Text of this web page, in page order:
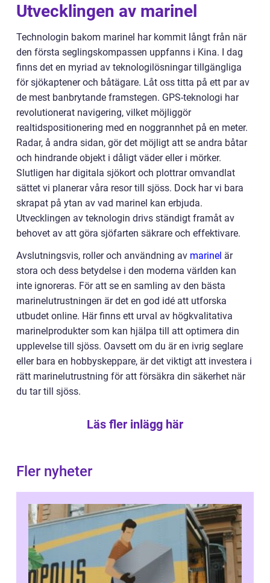
Utvecklingen av marinel
Technologin bakom marinel har kommit långt från när
den första seglingskompassen uppfanns i Kina. I dag
finns det en myriad av teknologilösningar tillgängliga
för sjökaptener och båtägare. Låt oss titta på ett par av
de mest banbrytande framstegen. GPS-teknologi har
revolutionerat navigering, vilket möjliggör
realtidspositionering med en noggrannhet på en meter.
Radar, å andra sidan, gör det möjligt att se andra båtar
och hindrande objekt i dåligt väder eller i mörker.
Slutligen har digitala sjökort och plottrar omvandlat
sättet vi planerar våra resor till sjöss. Dock har vi bara
skrapat på ytan av vad marinel kan erbjuda.
Utvecklingen av teknologin drivs ständigt framåt av
behovet av att göra sjöfarten säkrare och effektivare.
Avslutningsvis, roller och användning av marinel är
stora och dess betydelse i den moderna världen kan
inte ignoreras. För att se en samling av den bästa
marinelutrustningen är det en god idé att utforska
utbudet online. Här finns ett urval av högkvalitativa
marinelprodukter som kan hjälpa till att optimera din
upplevelse till sjöss. Oavsett om du är en ivrig seglare
eller bara en hobbyskeppare, är det viktigt att investera i
rätt marinelutrustning för att försäkra din säkerhet när
du tar till sjöss.
Läs fler inlägg här
Fler nyheter